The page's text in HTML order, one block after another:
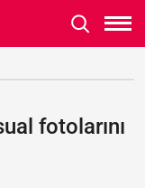
fotolarını